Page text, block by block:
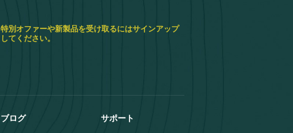
特別オファーや新製品を受け取るにはサインアップ
してください。
ブログ サポート